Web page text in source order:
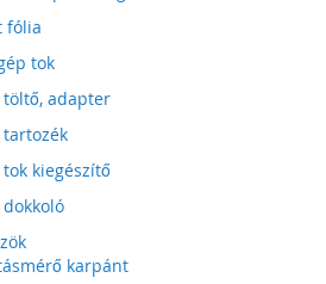
fólia
tok
adapter
kiegészítő
karpánt